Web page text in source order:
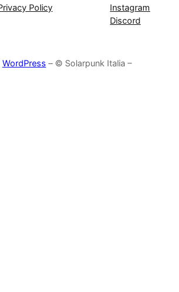
Policy
Instagram
Discord
WordPress – © Solarpunk Italia –